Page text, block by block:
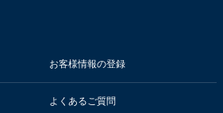
お客様情報の登録
よくあるご質問